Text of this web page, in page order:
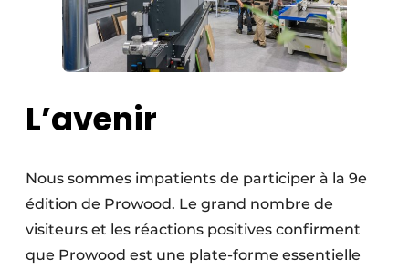
L’avenir
Nous sommes impatients de participer à la 9e
édition de Prowood. Le grand nombre de
visiteurs et les réactions positives confirment
que Prowood est une plate-forme essentielle